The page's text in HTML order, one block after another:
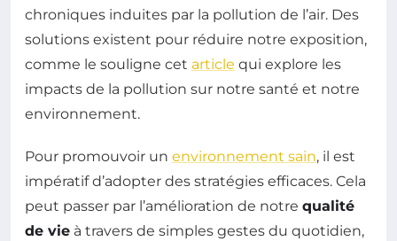
chroniques induites par la pollution de l’air. Des
solutions existent pour réduire notre exposition,
comme le souligne cet article qui explore les
impacts de la pollution sur notre santé et notre
environnement.
Pour promouvoir un environnement sain, il est
impératif d’adopter des stratégies efficaces. Cela
peut passer par l’amélioration de notre qualité
de vie à travers de simples gestes du quotidien,